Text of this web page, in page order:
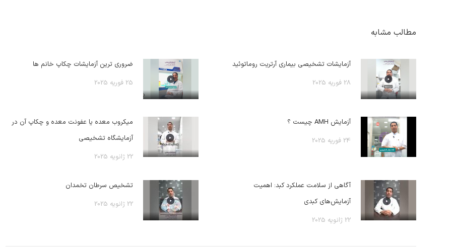
مطالب مشابه
آزمایشات تشخیصی بیماری آرتریت روماتوئید
28 فوریه 2025
ضروری ترین آزمایشات چکاپ خانم ها
25 فوریه 2025
آزمایش AMH چیست ؟
24 فوریه 2025
میکروب معده یا عفونت معده و چکاپ آن در
آزمایشگاه تشخیصی
22 ژانویه 2025
آگاهی از سلامت عملکرد کبد: اهمیت
آزمایش‌های کبدی
22 ژانویه 2025
تشخیص سرطان تخمدان
22 ژانویه 2025